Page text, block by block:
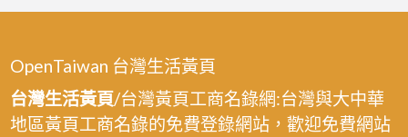
OpenTaiwan 台灣生活黃頁
台灣生活黃頁/台灣黃頁工商名錄網:台灣與大中華
地區黃頁工商名錄的免費登錄網站，歡迎免費網站